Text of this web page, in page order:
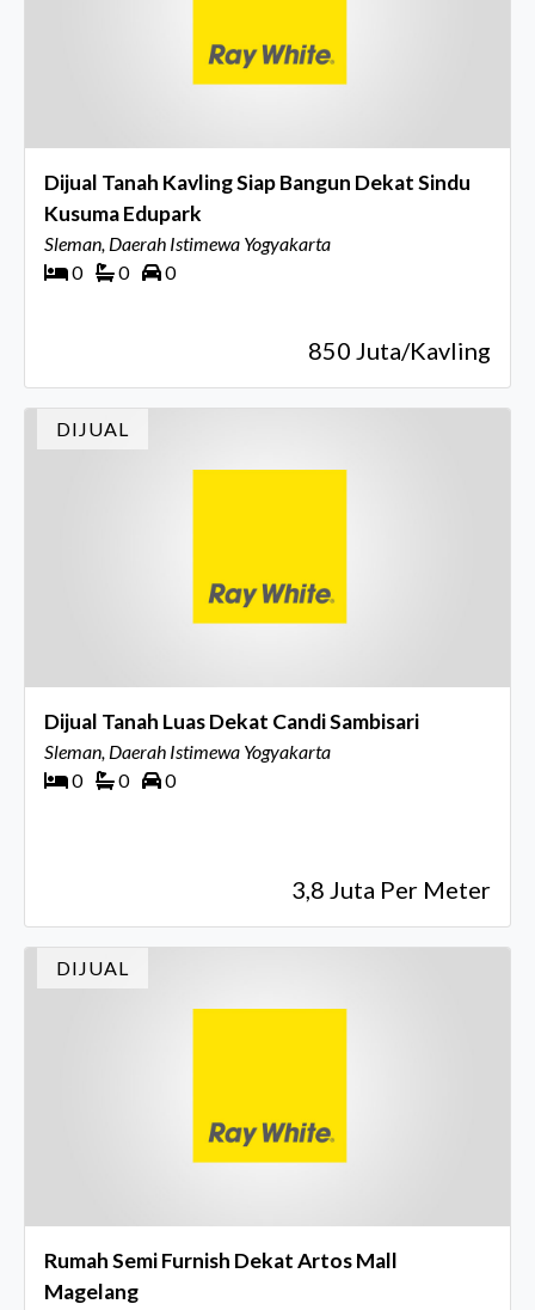
Dijual Tanah Kavling Siap Bangun Dekat Sindu
Kusuma Edupark
Sleman, Daerah Istimewa Yogyakarta
0
0 0
850 Juta/Kavling
DIJUAL
Dijual Tanah Luas Dekat Candi Sambisari
Sleman, Daerah Istimewa Yogyakarta
0
0 0
3,8 Juta Per Meter
DIJUAL
Rumah Semi Furnish Dekat Artos Mall
Magelang